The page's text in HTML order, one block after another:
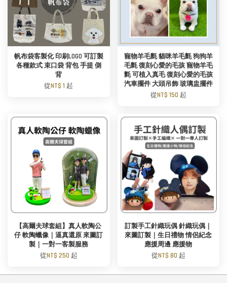
帆布袋客製化 印刷LOGO 可訂製
各種款式 束口袋 背包 手提 側
背
從NT$ 1 起
寵物羊毛氈 貓咪羊毛氈 狗狗羊
毛氈 復刻心愛的毛孩 寵物羊毛
氈 可植入真毛 復刻心愛的毛孩
汽車擺件 大頭吊飾 玻璃盅擺件
從NT$ 150 起
【高爾夫球套組】真人軟陶公
仔 軟陶蠟像｜逼真還原 來圖訂
製｜一對一客製服務
從NT$ 250 起
訂製手工針織玩偶 針織玩偶｜
來圖訂製｜生日禮物 情侶紀念
應援周邊 應援物
從NT$ 80 起